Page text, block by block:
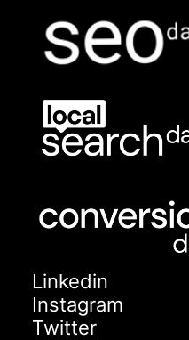
Linkedin
Instagram
Twitter